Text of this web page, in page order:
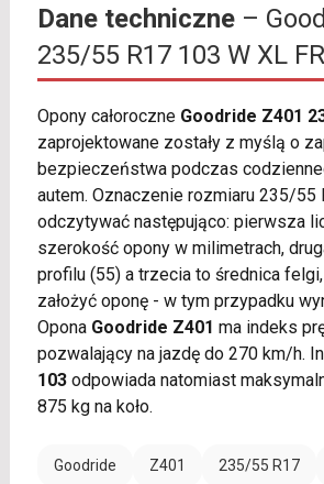
Dane techniczne–
235/55 R17 103 W XL FR
Opony całoroczne Goodride Z401
zaprojektowane zostały z myślą o
bezpieczeństwa podczas
autem. Oznaczenie rozmiaru 235/55
odczytywać następująco: pierwsza
szerokość opony w milimetrach,
profilu (55) a trzecia to średnica
założyć oponę - w tym przypadku
Opona Goodride Z401 ma indeks
pozwalający na jazdę do 270 km/h.
103odpowiada natomiast
875 kg na koło.
Goodride Z401 235/55 R17